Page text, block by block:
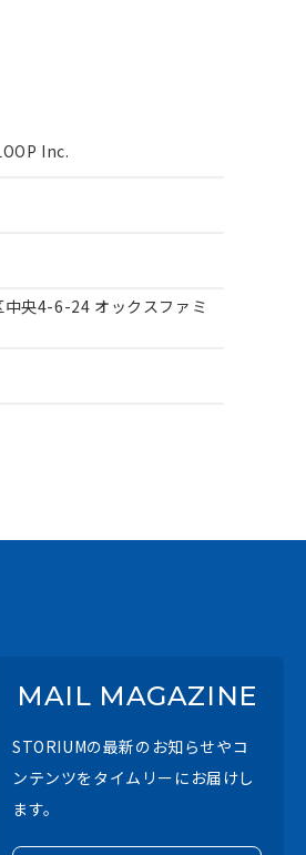
にすぐゴミを捨てること
「かえす」に変えること
、都市の循環を支える力
の向上、回収効率化、資
つなげていきます。 ゴ
はなく、ゴミを資源とし
Inc.
央4-6-24 オックスファミ
MAIL MAGAZINE
STORIUMの最新のお知らせやコ
ンテンツをタイムリーにお届けし
ます。